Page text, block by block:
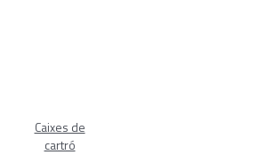
Caixes de
cartró